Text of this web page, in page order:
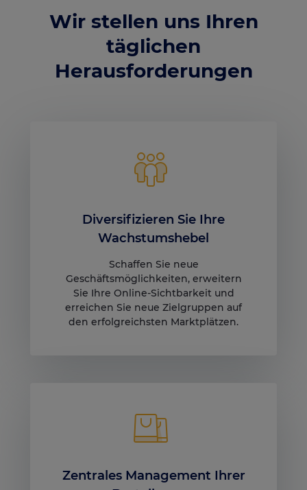
Wir stellen uns Ihren
täglichen
Herausforderungen
Diversifizieren Sie Ihre
Wachstumshebel
Schaffen Sie neue
Geschäftsmöglichkeiten, erweitern
Sie Ihre Online-Sichtbarkeit und
erreichen Sie neue Zielgruppen auf
den erfolgreichsten Marktplätzen.
Zentrales Management Ihrer